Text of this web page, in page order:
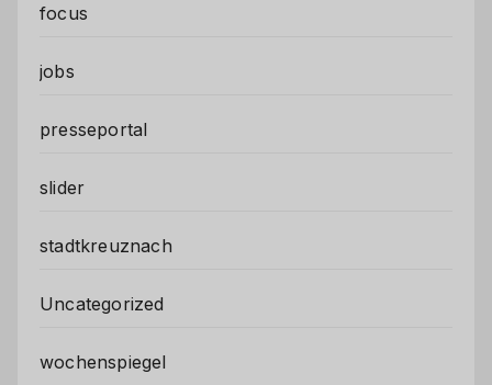
focus
jobs
presseportal
slider
stadtkreuznach
Uncategorized
wochenspiegel